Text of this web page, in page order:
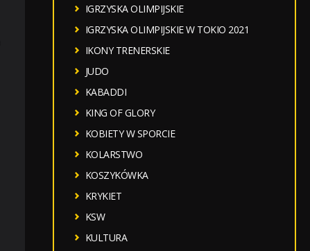
IGRZYSKA OLIMPIJSKIE
IGRZYSKA OLIMPIJSKIE W TOKIO 2021
IKONY TRENERSKIE
JUDO
KABADDI
KING OF GLORY
KOBIETY W SPORCIE
KOLARSTWO
KOSZYKÓWKA
KRYKIET
KSW
KULTURA